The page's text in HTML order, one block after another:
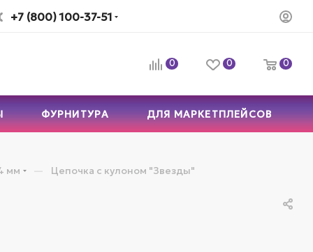
+7 (800) 100-37-51
0 0 0
ФУРНИТУРА ДЛЯ МАРКЕТПЛЕЙСОВ
мм — Цепочка с кулоном "Звезды"